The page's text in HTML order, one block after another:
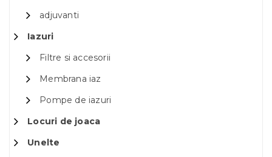
adjuvanti
Iazuri
Filtre si accesorii
Membrana iaz
Pompe de iazuri
Locuri de joaca
Unelte